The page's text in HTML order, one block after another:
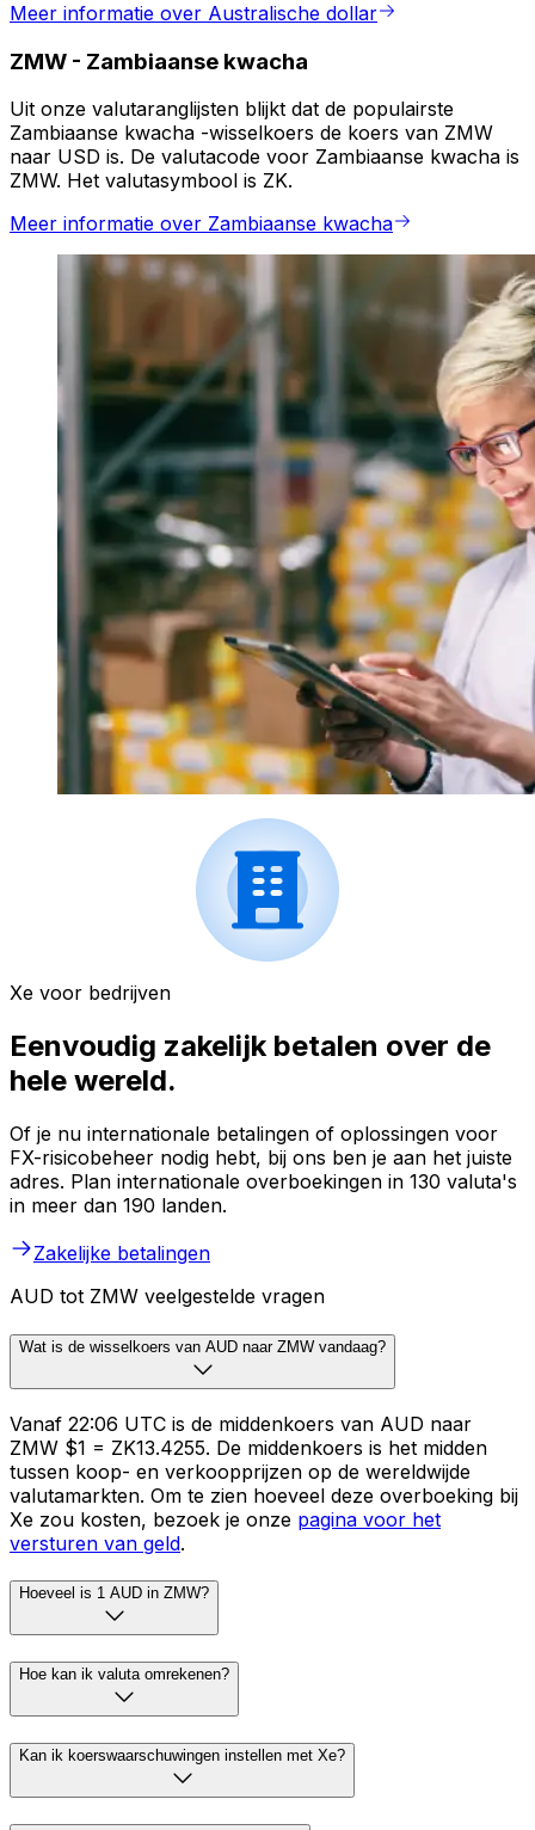
Meer informatie over Australische dollar
ZMW - Zambiaanse kwacha
Uit onze valutaranglijsten blijkt dat de populairste
Zambiaanse kwacha -wisselkoers de koers van ZMW
naar USD is. De valutacode voor Zambiaanse kwacha is
ZMW. Het valutasymbool is ZK.
Meer informatie over Zambiaanse kwacha
Xe voor bedrijven
Eenvoudig zakelijk betalen over de
hele wereld.
Of je nu internationale betalingen of oplossingen voor
FX-risicobeheer nodig hebt, bij ons ben je aan het juiste
adres. Plan internationale overboekingen in 130 valuta's
in meer dan 190 landen.
Zakelijke betalingen
AUD tot ZMW veelgestelde vragen
Wat is de wisselkoers van AUD naar ZMW vandaag?
Vanaf 22:06 UTC is de middenkoers van AUD naar
ZMW $1 = ZK13.4255. De middenkoers is het midden
tussen koop- en verkoopprijzen op de wereldwijde
valutamarkten. Om te zien hoeveel deze overboeking bij
Xe zou kosten, bezoek je onze pagina voor het
versturen van geld.
Hoeveel is 1 AUD in ZMW?
Hoe kan ik valuta omrekenen?
Kan ik koerswaarschuwingen instellen met Xe?